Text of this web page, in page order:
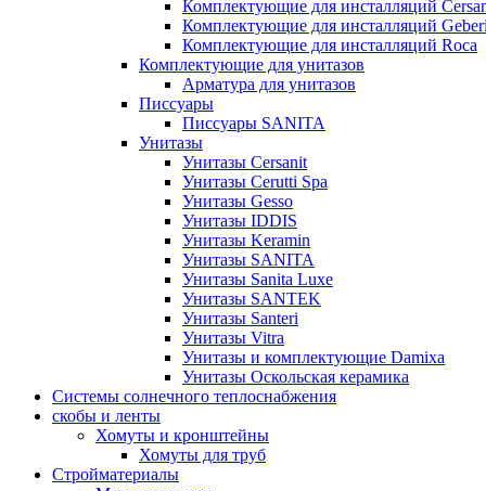
Комплектующие для инсталляций
Комплектующие для инсталляций
Комплектующие для инсталляций Roca
Комплектующие для унитазов
Арматура для унитазов
Писсуары
Писсуары SANITA
Унитазы
Унитазы Cersanit
Унитазы Cerutti Spa
Унитазы Gesso
Унитазы IDDIS
Унитазы Keramin
Унитазы SANITA
Унитазы Sanita Luxe
Унитазы SANTEK
Унитазы Santeri
Унитазы Vitra
Унитазы и комплектующие Damixa
Унитазы Оскольская керамика
Системы солнечного теплоснабжения
скобы и ленты
Хомуты и кронштейны
Хомуты для труб
Стройматериалы